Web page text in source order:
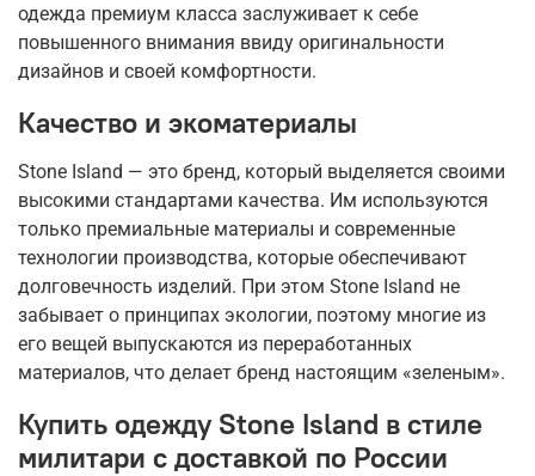
одежда премиум класса заслуживает к себе
повышенного внимания ввиду оригинальности
дизайнов и своей комфортности.
Качество и экоматериалы
Stone Island — это бренд, который выделяется своими
высокими стандартами качества. Им используются
только премиальные материалы и современные
технологии производства, которые обеспечивают
долговечность изделий. При этом Stone Island не
забывает о принципах экологии, поэтому многие из
его вещей выпускаются из переработанных
материалов, что делает бренд настоящим «зеленым».
Купить одежду Stone Island в стиле
милитари с доставкой по России